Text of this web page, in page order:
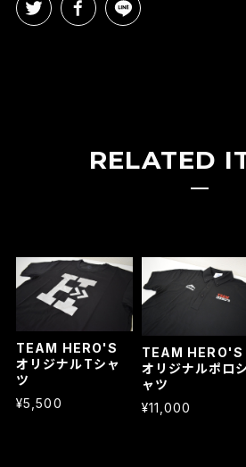
RELATED
TEAM HERO'S
オリジナルTシャ
ツ
¥5,500
TEAM HERO'S
オリジナルポロシ
ャツ
¥11,000